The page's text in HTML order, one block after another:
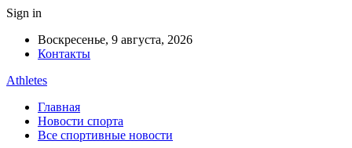
Sign in
Воскресенье, 9 августа, 2026
Контакты
Athletes
Главная
Новости спорта
Все спортивные новости